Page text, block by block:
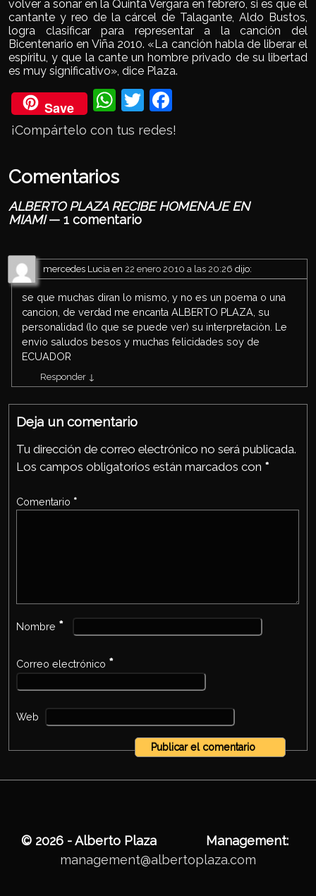
volver a sonar en la Quinta Vergara en febrero, si es que el
cantante y reo de la cárcel de Talagante, Aldo Bustos,
logra clasificar para representar a la canción del
Bicentenario en Viña 2010. «La canción habla de liberar el
espíritu, y que la cante un hombre privado de su libertad
es muy significativo», dice Plaza.
Save
Wh
ats
Twi
tter
eb
¡Compártelo con tus redes!
Comentarios
ALBERTO PLAZA RECIBE HOMENAJE EN
MIAMI— 1 comentario
mercedes Lucia en 22 enero 2010 a las 20:26 dijo:
se que muchas diran lo mismo, y no es un poema o una
cancion, de verdad me encanta ALBERTO PLAZA, su
personalidad (lo que se puede ver) su interpretaciòn. Le
envio saludos besos y muchas felicidades soy de
ECUADOR
Responder ↓
Deja un comentario
Tu dirección de correo electrónico no será publicada.
Los campos obligatorios están marcados con *
Comentario *
Nombre *
Correo electrónico *
Web
© 2026 - Alberto Plaza Management:
management@albertoplaza.com